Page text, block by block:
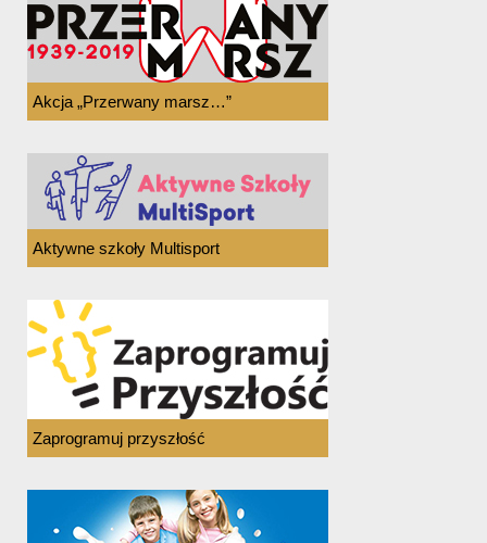
Akcja „Przerwany marsz…”
Aktywne szkoły Multisport
Zaprogramuj przyszłość